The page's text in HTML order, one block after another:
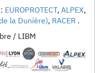
: EUROPROTECT, ALPEX,
la Dunière), RACER .
/ LIBM